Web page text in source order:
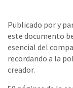
Publicado por y
este documento
esencial del
recordando a la
creador.